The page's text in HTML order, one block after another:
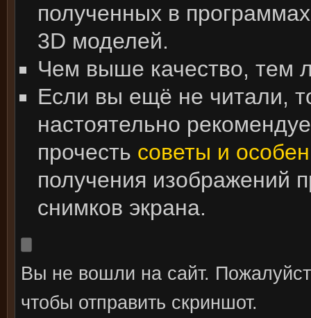
полученных в
3D моделей.
Чем выше качество, тем
Если вы ещё не читали,
настоятельно
прочесть советы и
получения изображений
снимков экрана.
Вы не вошли на сайт.
чтобы отправить скриншот.